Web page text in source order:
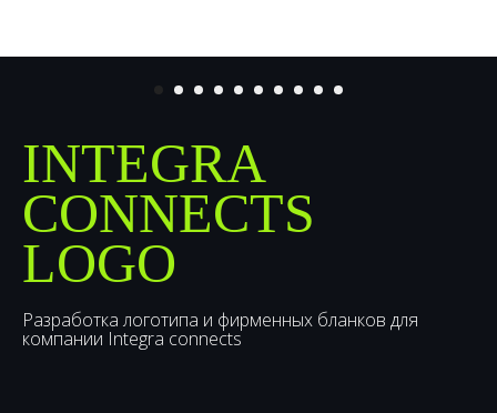
INTEGRA
CONNECTS
LOGO
Разработка логотипа и фирменных бланков для
компании Integra connects